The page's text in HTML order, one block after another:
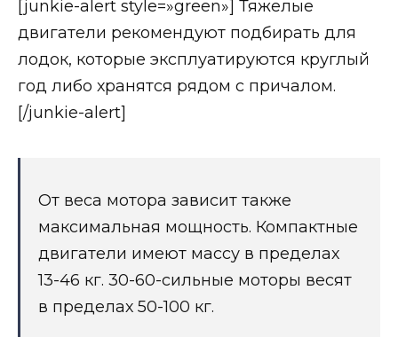
[junkie-alert style=»green»] Тяжелые
двигатели рекомендуют подбирать для
лодок, которые эксплуатируются круглый
год либо хранятся рядом с причалом.
[/junkie-alert]
От веса мотора зависит также
максимальная мощность. Компактные
двигатели имеют массу в пределах
13-46 кг. 30-60-сильные моторы весят
в пределах 50-100 кг.